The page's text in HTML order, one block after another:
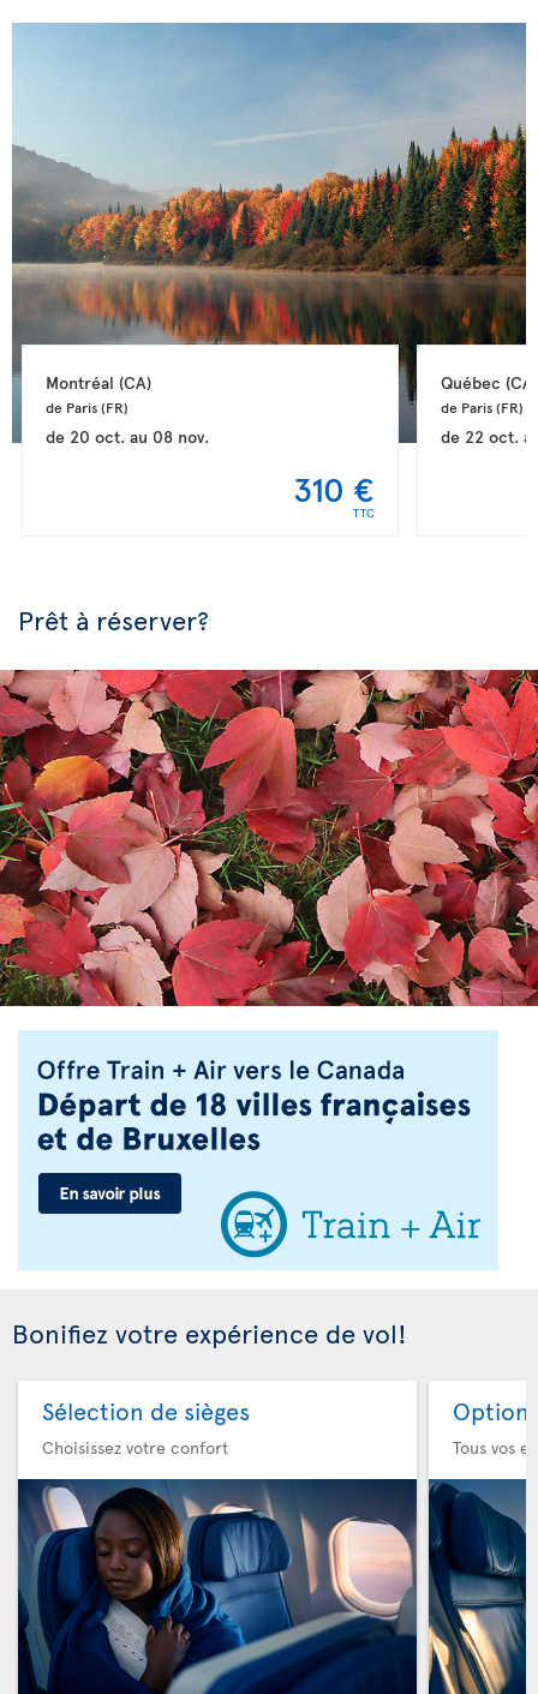
Montréal (CA)
de Paris (FR)
de 20 oct.au 08 nov.
310 €
TTC
Québec (CA)
de Paris (FR)
de 22 oct.
Prêt à réserver?
Bonifiez votre expérience de vol!
Sélection de sièges
Choisissez votre confort
Option
Tous vos